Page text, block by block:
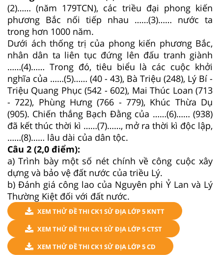
(2)…… (năm 179TCN), các triều đại phong kiến
phương Bắc nối tiếp nhau ……(3)…… nước ta
trong hơn 1000 năm.
Dưới ách thống trị của phong kiến phương Bắc,
nhân dân ta liên tục đứng lên đấu tranh giành
……(4)…… Trong đó, tiêu biểu là các cuộc khởi
nghĩa của ……(5)…… (40 - 43), Bà Triệu (248), Lý Bí -
Triệu Quang Phục (542 - 602), Mai Thúc Loan (713
- 722), Phùng Hưng (766 - 779), Khúc Thừa Dụ
(905). Chiến thắng Bạch Đằng của ……(6)…… (938)
đã kết thúc thời kì ……(7)……, mở ra thời kì độc lập,
……(8)…… lâu dài của dân tộc.
Câu 2 (2,0 điểm):
a) Trình bày một số nét chính về công cuộc xây
dựng và bảo vệ đất nước của triều Lý.
b) Đánh giá công lao của Nguyên phi Ỷ Lan và Lý
Thường Kiệt đối với đất nước.
XEM THỬ ĐỀ THI CK1 SỬ ĐỊA LỚP 5 KNTT
XEM THỬ ĐỀ THI CK1 SỬ ĐỊA LỚP 5 CTST
XEM THỬ ĐỀ THI CK1 SỬ ĐỊA LỚP 5 CD